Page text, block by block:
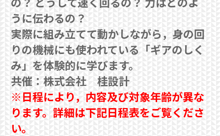
うに伝わるの？
実際に組み立てて動かしながら，身の回
りの機械にも使われている「ギアのしく
み」を体験的に学びます。
共催：株式会社 桂設計
※日程により，内容及び対象年齢が異な
ります。詳細は下記日程表をご覧くださ
い。